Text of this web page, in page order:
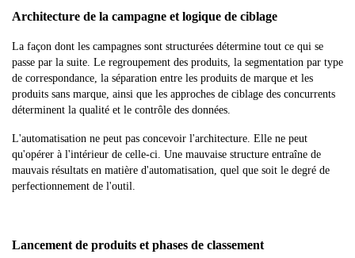
Architecture de la campagne et logique de ciblage
La façon dont les campagnes sont structurées détermine tout ce qui se
passe par la suite. Le regroupement des produits, la segmentation par type
de correspondance, la séparation entre les produits de marque et les
produits sans marque, ainsi que les approches de ciblage des concurrents
déterminent la qualité et le contrôle des données.
L'automatisation ne peut pas concevoir l'architecture. Elle ne peut
qu'opérer à l'intérieur de celle-ci. Une mauvaise structure entraîne de
mauvais résultats en matière d'automatisation, quel que soit le degré de
perfectionnement de l'outil.
Lancement de produits et phases de classement